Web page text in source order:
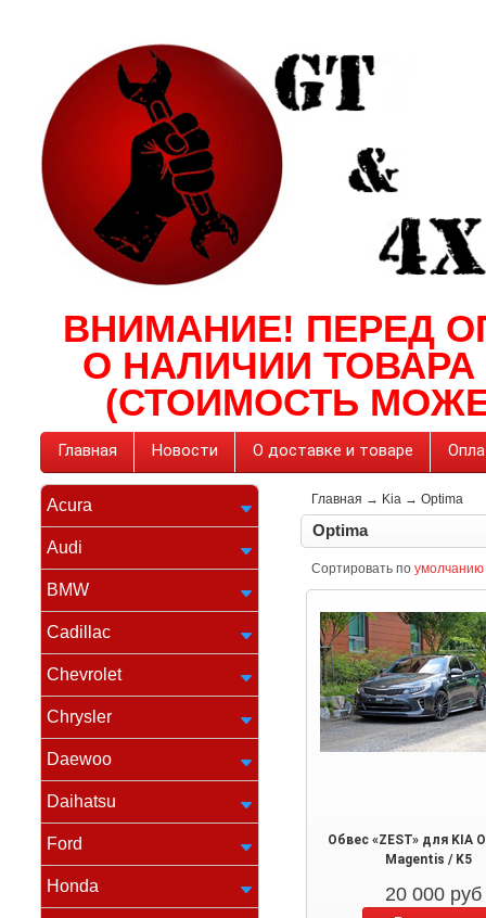
ВНИМАНИЕ! ПЕРЕД
О НАЛИЧИИ
(СТОИМОСТЬ
Главная Новости О доставке и товаре
Acura
Audi
BMW
Cadillac
Chevrolet
Chrysler
Daewoo
Daihatsu
Ford
Honda
Главная → Kia → Optima
Optima
Сортировать по умолчанию
Обвес «ZEST» для KIA
Magentis / K5
20 000 руб